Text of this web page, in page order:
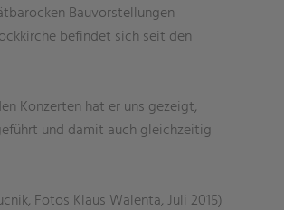
Bauvorstellungen
befindet sich seit den
Konzerten hat er uns gezeigt,
und damit auch gleichzeitig
Fotos Klaus Walenta, Juli 2015)